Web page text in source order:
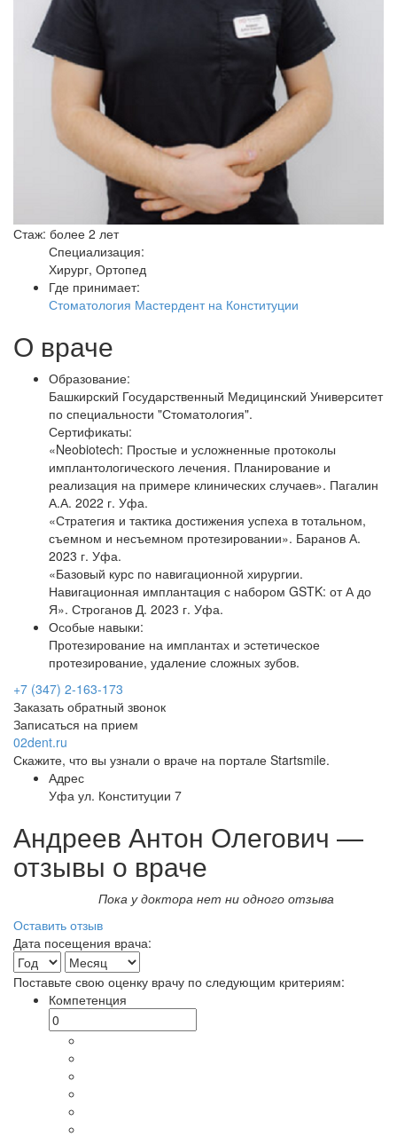
Стаж: более 2 лет
Специализация:
Хирург, Ортопед
Где принимает:
Стоматология Мастердент на Конституции
О враче
Образование:
Башкирский Государственный Медицинский Университет
по специальности "Стоматология".
Сертификаты:
«Neobiotech: Простые и усложненные протоколы
имплантологического лечения. Планирование и
реализация на примере клинических случаев». Пагалин
А.А. 2022 г. Уфа.
«Стратегия и тактика достижения успеха в тотальном,
съемном и несъемном протезировании». Баранов А.
2023 г. Уфа.
«Базовый курс по навигационной хирургии.
Навигационная имплантация с набором GSTK: от А до
Я». Строганов Д. 2023 г. Уфа.
Особые навыки:
Протезирование на имплантах и эстетическое
протезирование, удаление сложных зубов.
+7 (347) 2-163-173
Заказать обратный звонок
Записаться на прием
02dent.ru
Скажите, что вы узнали о враче на портале Startsmile.
Адрес
Уфа ул. Конституции 7
Андреев Антон Олегович —
отзывы о враче
Пока у доктора нет ни одного отзыва
Оставить отзыв
Дата посещения врача:
Поставьте свою оценку врачу по следующим критериям:
Компетенция